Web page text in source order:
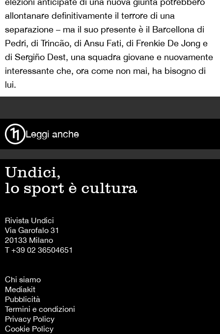
allontanare definitivamente il terrore di una
separazione – ma il suo presente è il Barcellona di
Pedri, di Trincão, di Ansu Fati, di Frenkie De Jong e
di Sergiño Dest, una squadra giovane e nuovamente
interessante che, ora come non mai, ha bisogno di
lui.
Leggi anche
Undici,
lo sport è cultura
Rivista Undici
Via Garofalo 31
20133 Milano
T +39 02 36504651
Chi siamo
Mediakit
Pubblicità
Termini e condizioni
Privacy Policy
Cookie Policy